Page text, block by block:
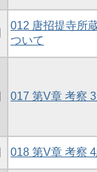
012 唐招提寺所
ついて
017 第V章 考察
018 第V章 考察